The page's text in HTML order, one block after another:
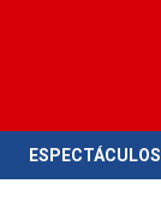
ESPECTÁCULOS